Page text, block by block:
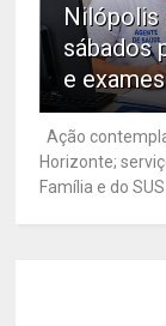
Nilópolis
sábados
e exames
Ação
Horizonte;
Família e do SUS